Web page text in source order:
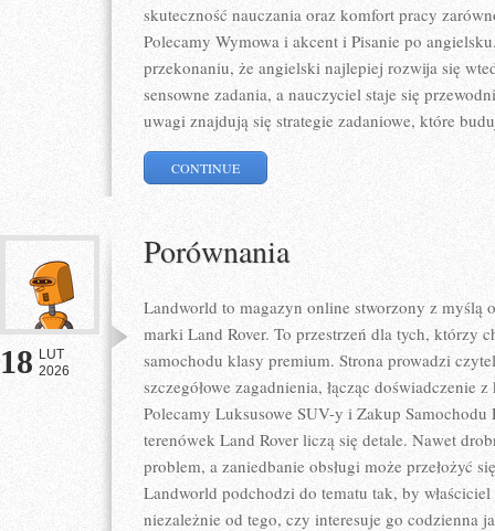
skuteczność nauczania oraz komfort pracy
Polecamy Wymowa i akcent i Pisanie po
przekonaniu, że angielski najlepiej rozwija się
sensowne zadania, a nauczyciel staje się
uwagi znajdują się strategie zadaniowe, które
CONTINUE
18 LUT
2026
Porównania
Landworld to magazyn online stworzony z myślą
marki Land Rover. To przestrzeń dla tych, którzy
samochodu klasy premium. Strona prowadzi
szczegółowe zagadnienia, łącząc
Polecamy Luksusowe SUV-y i Zakup
terenówek Land Rover liczą się detale. Nawet
problem, a zaniedbanie obsługi może przełożyć
Landworld podchodzi do tematu tak, by
niezależnie od tego, czy interesuje go codzienna